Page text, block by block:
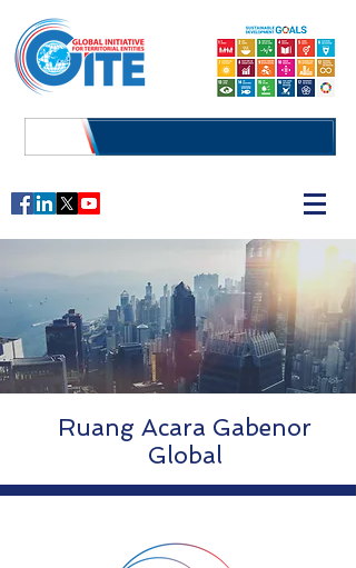
Ruang Acara Gabenor
Global